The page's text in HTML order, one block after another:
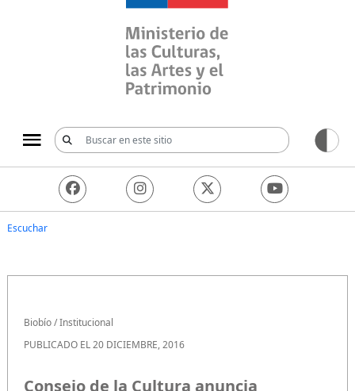
Ministerio de las
Escuchar
Biobío/Institucional
PUBLICADO EL 20 DICIEMBRE, 2016
Consejo de la Cultura anuncia